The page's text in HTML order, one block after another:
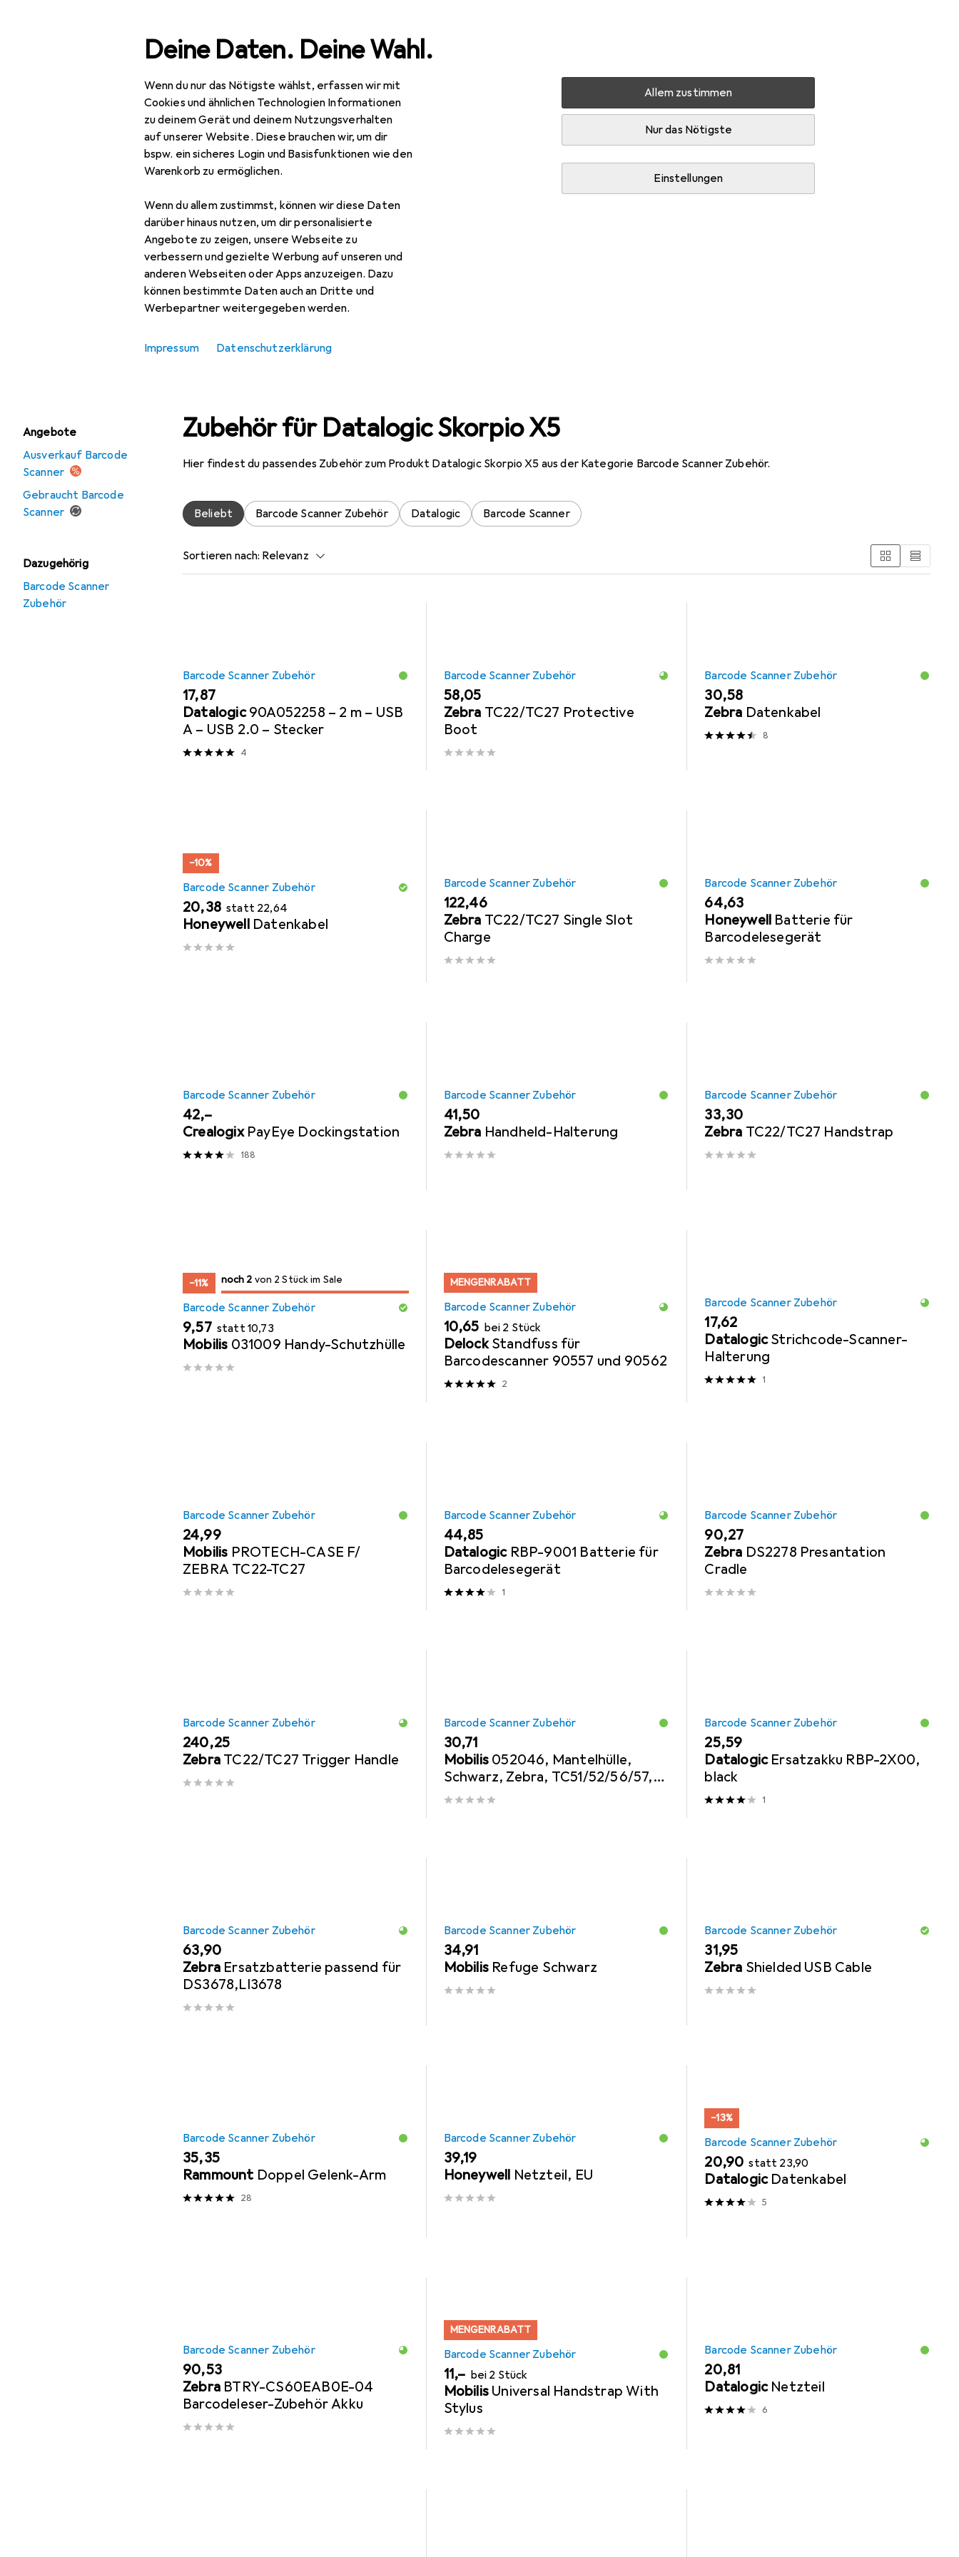
Deine Daten. Deine Wahl.
Wenn du nur das Nötigste wählst, erfassen wir mit
Cookies und ähnlichen Technologien Informationen
zu deinem Gerät und deinem Nutzungsverhalten
auf unserer Website. Diese brauchen wir, um dir
bspw. ein sicheres Login und Basisfunktionen wie den
Warenkorb zu ermöglichen.
Wenn du allem zustimmst, können wir diese Daten
darüber hinaus nutzen, um dir personalisierte
Angebote zu zeigen, unsere Webseite zu
verbessern und gezielte Werbung auf unseren und
anderen Webseiten oder Apps anzuzeigen. Dazu
können bestimmte Daten auch an Dritte und
Werbepartner weitergegeben werden.
Allem zustimmen
Nur das Nötigste
Einstellungen
Impressum Datenschutzerklärung
Navigation nach Kategorien
Angebote
Ausverkauf Barcode
Scanner
Gebraucht Barcode
Scanner
Dazugehörig
Barcode Scanner
Zubehör
Gesamtsortiment IT + Multimedia Peripherie Barcode Scanner
EUR
1859,–
Datalogic
2D-Barcodes
Zubehör für Datalogic Skorpio X5
Hier findest du passendes Zubehör zum Produkt Datalogic Skorpio X5 aus der Kategorie Barcode Scanner Zubehör.
Beliebt Barcode Scanner Zubehör Datalogic Barcode Scanner
Sortieren nach: Relevanz
Barcode Scanner Zubehör
EUR
17,87
Datalogic 90A052258 – 2 m – USB
A – USB 2.0 – Stecker
4
Barcode Scanner Zubehör
EUR
58,05
Zebra TC22/TC27 Protective
Boot
Barcode Scanner Zubehör
EUR
30,58
Zebra Datenkabel
8
−10%
Barcode Scanner Zubehör
EUR
20,38 statt EUR
22,64
Honeywell Datenkabel
Barcode Scanner Zubehör
EUR
122,46
Zebra TC22/TC27 Single Slot
Charge
Barcode Scanner Zubehör
EUR
64,63
Honeywell Batterie für
Barcodelesegerät
Barcode Scanner Zubehör
EUR
42,–
Crealogix PayEye Dockingstation
188
Barcode Scanner Zubehör
EUR
41,50
Zebra Handheld-Halterung
Barcode Scanner Zubehör
EUR
33,30
Zebra TC22/TC27 Handstrap
−11% 2/ 2
2/ 2 im Sale
noch 2 von 2 Stück im Sale
Barcode Scanner Zubehör
EUR
9,57 statt EUR
10,73
Mobilis 031009 Handy-Schutzhülle
MENGENRABATT
Barcode Scanner Zubehör
EUR
10,65 bei 2 Stück
Delock Standfuss für
Barcodescanner 90557 und 90562
2
Barcode Scanner Zubehör
EUR
17,62
DatalogicStrichcode-Scanner-
Halterung
1
Barcode Scanner Zubehör
EUR
24,99
Mobilis PROTECH-CASE F/
ZEBRA TC22-TC27
Barcode Scanner Zubehör
EUR
44,85
Datalogic RBP-9001 Batterie für
Barcodelesegerät
1
Barcode Scanner Zubehör
EUR
90,27
Zebra DS2278 Presantation
Cradle
Barcode Scanner Zubehör
EUR
240,25
Zebra TC22/TC27 Trigger Handle
Barcode Scanner Zubehör
EUR
30,71
Mobilis 052046, Mantelhülle,
Schwarz, Zebra, TC51/52/56/57,
44 g
Barcode Scanner Zubehör
EUR
25,59
Datalogic Ersatzakku RBP-2X00,
black
1
Barcode Scanner Zubehör
EUR
63,90
Zebra Ersatzbatterie passend für
DS3678,LI3678
Barcode Scanner Zubehör
EUR
34,91
Mobilis Refuge Schwarz
Barcode Scanner Zubehör
EUR
31,95
Zebra Shielded USB Cable
Barcode Scanner Zubehör
EUR
35,35
Rammount Doppel Gelenk-Arm
28
Barcode Scanner Zubehör
EUR
39,19
Honeywell Netzteil, EU
−13%
Barcode Scanner Zubehör
EUR
20,90 statt EUR
23,90
Datalogic Datenkabel
5
Barcode Scanner Zubehör
EUR
90,53
Zebra BTRY-CS60EAB0E-04
Barcodeleser-Zubehör Akku
MENGENRABATT
Barcode Scanner Zubehör
EUR
11,– bei 2 Stück
Mobilis Universal Handstrap With
Stylus
Barcode Scanner Zubehör
EUR
20,81
Datalogic Netzteil
6